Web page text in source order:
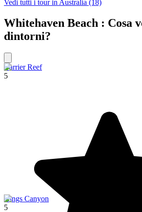
Vedi tutti i tour in Australia (18)
Whitehaven Beach : Cosa
dintorni?
Barrier Reef
5
Kings Canyon
5